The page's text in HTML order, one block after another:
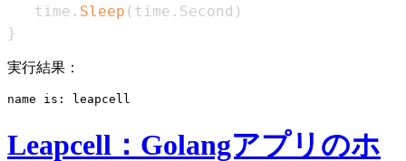
   time
. Sleep ( time . Second )
}
実行結果：
Leapcell：Golangアプリのホ